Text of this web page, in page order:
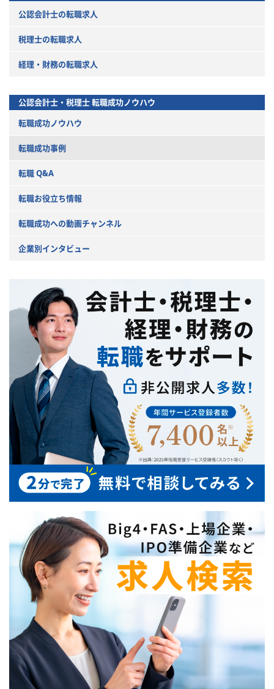
公認会計士の転職求人
税理士の転職求人
経理・財務の転職求人
公認会計士・税理士転職成功ノウハウ
転職成功ノウハウ
転職成功事例
転職 Q&A
転職お役立ち情報
転職成功への動画チャンネル
企業別インタビュー